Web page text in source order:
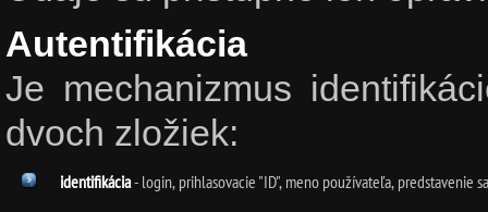
Autentifikácia
Je mechanizmus
dvoch zložiek:
identifikácia- login, prihlasovacie "ID", meno používateľa, predstavenie